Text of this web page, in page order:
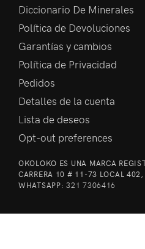
Diccionario De Minerales
Política de Devoluciones
Garantías y cambios
Política de Privacidad
Pedidos
Detalles de la cuenta
Lista de deseos
Opt-out preferences
OKOLOKO ES UNA MARCA
CARRERA 10 # 11-73 LOCAL
WHATSAPP:321 7306416